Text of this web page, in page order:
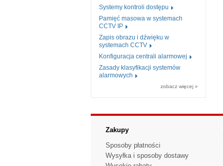
Systemy kontroli dostępu
Pamięć masowa w systemach
CCTV IP
Zapis obrazu i dźwięku w
systemach CCTV
Konfiguracja centrali alarmowej
Zasady klasyfikacji systemów
alarmowych
zobacz więcej »
Zakupy
Sposoby płatności
Wysyłka i sposoby dostawy